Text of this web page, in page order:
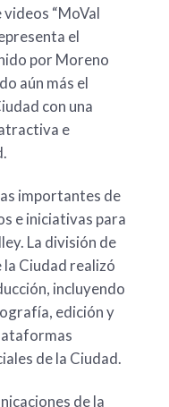
“MoVal
el
por Moreno
aún más el
con una
e
importantes de
e iniciativas para
La división de
Ciudad realizó
incluyendo
edición y
de la Ciudad.
de la